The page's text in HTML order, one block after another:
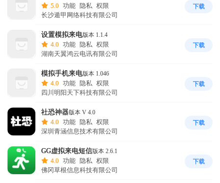
5.0 功能 隐私 权限
长沙遁甲网络科技有限公司
下载
设置模拟来电版本 1.1.4
4.0 功能 隐私 权限
湖南天翼鸿云电讯有限公司
下载
模拟手机来电版本 1.046
4.0 功能 隐私 权限
四川明阳天下科技有限公司
下载
社恐神器版本 V 4.0
4.0 功能 隐私 权限
深圳青涵信息技术有限公司
下载
GG虚拟来电短信版本 2.6.1
4.0 功能 隐私 权限
佛冈草根信息科技有限公司
下载